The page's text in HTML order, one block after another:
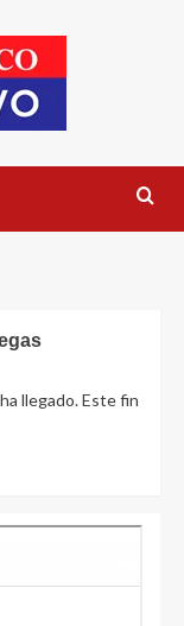
llegado. Este fin